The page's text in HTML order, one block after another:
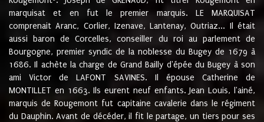
marquisat et en fut le premier marquis. LE MARQUISAT
comprenait Aranc, Corlier, Izenave, Lantenay, Outriaz... Il était
aussi baron de Corcelles, conseiller du roi au parlement de
Bourgogne, premier syndic de la noblesse du Bugey de 1679 à
1686. Il achète la charge de Grand Bailly d'épée du Bugey à son
ami Victor de LAFONT SAVINES. Il épouse Catherine de
MONTILLET en 1663. Ils eurent neuf enfants. Jean Louis, l'ainé,
marquis de Rougemont fut capitaine cavalerie dans le régiment
du Dauphin. Avant de décéder, il fit le partage, un tiers pour ses